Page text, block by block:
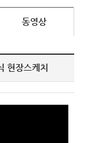
동영상
현장스케치